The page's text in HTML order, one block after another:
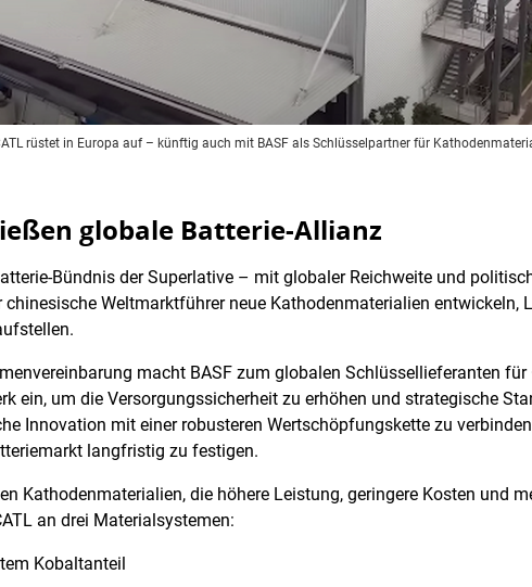
rüstet in Europa auf – künftig auch mit BASF als Schlüsselpartner für
globale Batterie-Allianz
Bündnis der Superlative – mit globaler Reichweite und
chinesische Weltmarktführer neue Kathodenmaterialien entwickeln,
macht BASF zum globalen Schlüssellieferanten für
ein, um die Versorgungssicherheit zu erhöhen und strategische
Innovation mit einer robusteren Wertschöpfungskette zu
langfristig zu festigen.
Kathodenmaterialien, die höhere Leistung, geringere Kosten und
an drei Materialsystemen:
Kobaltanteil